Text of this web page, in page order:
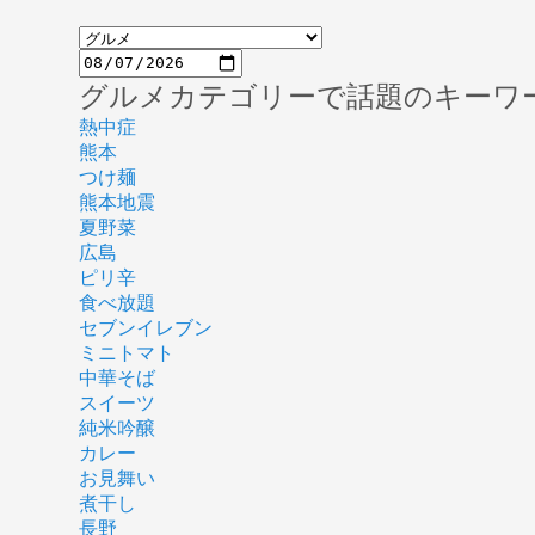
グルメカテゴリーで話題のキーワ
熱中症
熊本
つけ麺
熊本地震
夏野菜
広島
ピリ辛
食べ放題
セブンイレブン
ミニトマト
中華そば
スイーツ
純米吟醸
カレー
お見舞い
煮干し
長野